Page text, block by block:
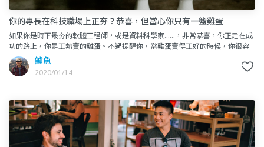
你的專長在科技職場上正夯？恭喜，但當心你只有一籃雞蛋
如果你是時下最夯的軟體工程師，或是資料科學家……，非常恭喜，你正走在成
功的路上，你是正熱賣的雞蛋。不過提醒你，當雞蛋賣得正好的時候，你很容
易忘記只有一個籃子。科技職場上，只
鱸魚
2020/01/14